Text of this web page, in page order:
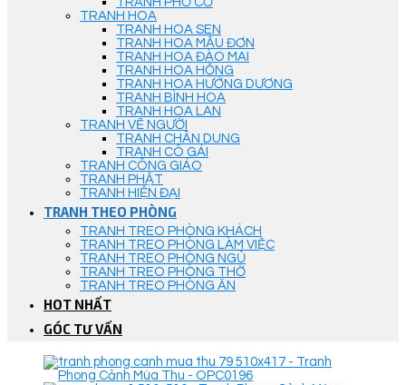
TRANH HOA
TRANH HOA SEN
TRANH HOA MẪU ĐƠN
TRANH HOA ĐÀO MAI
TRANH HOA HỒNG
TRANH HOA HƯỚNG DƯƠNG
TRANH BÌNH HOA
TRANH HOA LAN
TRANH VẼ NGƯỜI
TRANH CHÂN DUNG
TRANH CÔ GÁI
TRANH CÔNG GIÁO
TRANH PHẬT
TRANH HIỆN ĐẠI
TRANH THEO PHÒNG
TRANH TREO PHÒNG KHÁCH
TRANH TREO PHÒNG LÀM VIỆC
TRANH TREO PHÒNG NGỦ
TRANH TREO PHÒNG THỜ
TRANH TREO PHÒNG ĂN
HOT NHẤT
GÓC TƯ VẤN